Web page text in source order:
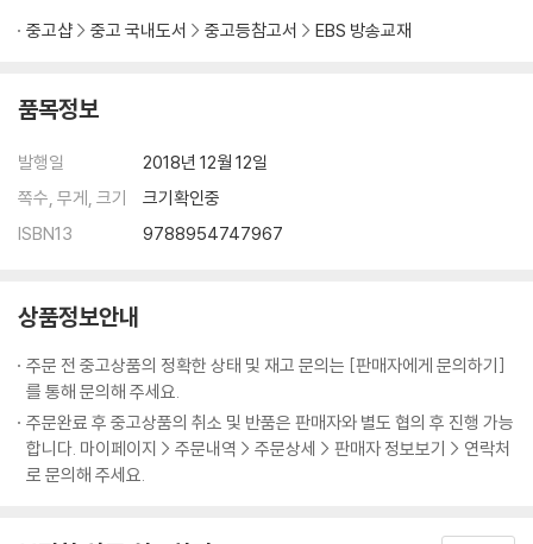
실전 문제 01
★ 조선 시대의 문학사
1. 악장과 언해, 한시
2. 시조
3. 가사
5. 한문 소설
6. 국문 소설
7. 판소리
8. 고전 수필
9. 민속극과 가면극
실전 문제 01
실전 문제 02
중고샵 중고 국내도서 중고등참고서 EBS 방송교재
품목정보
발행일
2018년 12월 12일
쪽수, 무게, 크기
크기확인중
ISBN13
9788954747967
상품정보안내
주문 전 중고상품의 정확한 상태 및 재고 문의는 [판매자에게 문의하기]
를 통해 문의해 주세요.
주문완료 후 중고상품의 취소 및 반품은 판매자와 별도 협의 후 진행 가능
합니다. 마이페이지 > 주문내역 > 주문상세 > 판매자 정보보기 > 연락처
로 문의해 주세요.